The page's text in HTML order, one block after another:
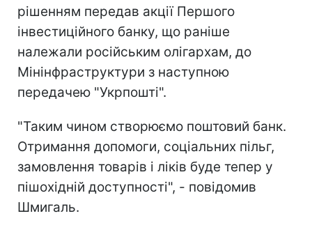
рішенням передав акції Першого
інвестиційного банку, що раніше
належали російським олігархам, до
Мінінфраструктури з наступною
передачею "Укрпошті".
"Таким чином створюємо поштовий банк.
Отримання допомоги, соціальних пільг,
замовлення товарів і ліків буде тепер у
пішохідній доступності", - повідомив
Шмигаль.